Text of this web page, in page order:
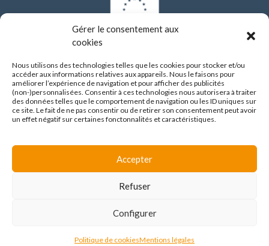
Gérer le consentement aux
cookies
Nous utilisons des technologies telles que les cookies pour stocker et/ou
accéder aux informations relatives aux appareils. Nous le faisons pour
améliorer l’expérience de navigation et pour afficher des publicités
(non-)personnalisées. Consentir à ces technologies nous autorisera à traiter
des données telles que le comportement de navigation ou les ID uniques sur
ce site. Le fait de ne pas consentir ou de retirer son consentement peut avoir
un effet négatif sur certaines fonctonnalités et caractéristiques.
Accepter
Refuser
Configurer
Politique de cookiesMentions légales
national de relance et de résilience (PNRR), via le programme NextGenerationEU.
CENTRE HOSPITALIER SAINT JEAN DE DIEU
290 route de Vienne
69008 LYON
FAIRE UN DON
/Contact
© Alteriade 2026